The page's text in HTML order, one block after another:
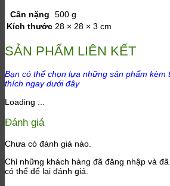
Cân nặng
500 g
Kích thước 28 × 28 × 3 cm
SẢN PHẨM LIÊN KẾT
Bạn có thể chọn lựa những sản phẩm kèm
thích ngay dưới đây
Loading ...
Đánh giá
Chưa có đánh giá nào.
Chỉ những khách hàng đã đăng nhập và
có thể để lại đánh giá.